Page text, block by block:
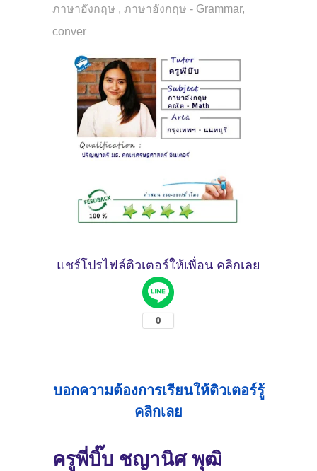
ภาษาอังกฤษ , ภาษาอังกฤษ - Grammar,
conver
แชร์โปรไฟล์ติวเตอร์ให้เพื่อน คลิกเลย
บอกความต้องการเรียนให้ติวเตอร์รู้
คลิกเลย
ครูพี่บิ๊บ ชญานิศ พุฒิ